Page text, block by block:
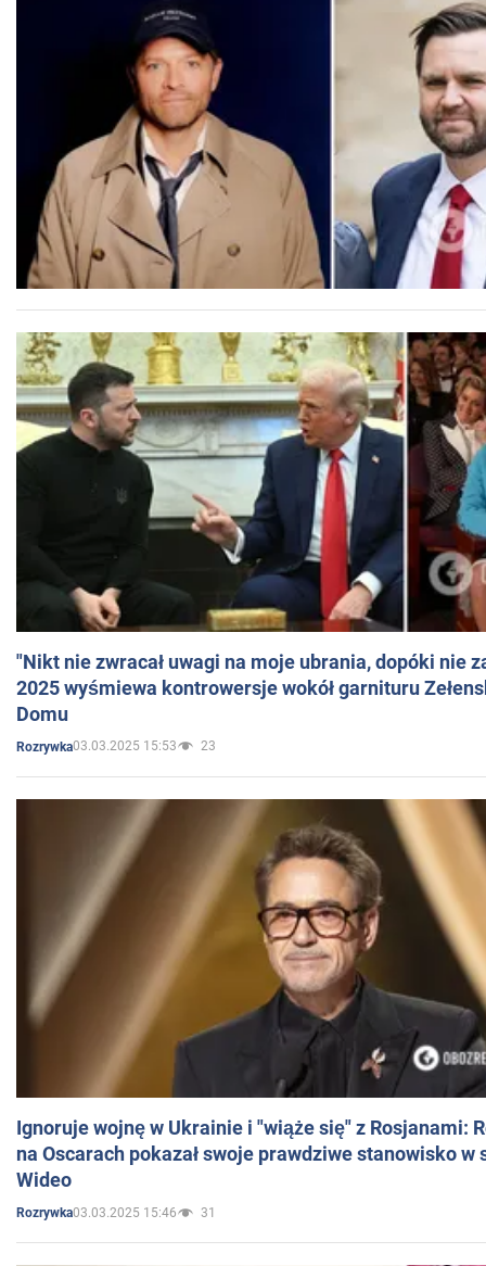
"Nikt nie zwracał uwagi na moje ubrania, dopóki nie
2025 wyśmiewa kontrowersje wokół garnituru
Domu
Rozrywka03.03.2025 15:53 23
Ignoruje wojnę w Ukrainie i "wiąże się" z Rosjanami:
na Oscarach pokazał swoje prawdziwe stanowisko w
Wideo
Rozrywka03.03.2025 15:46 31